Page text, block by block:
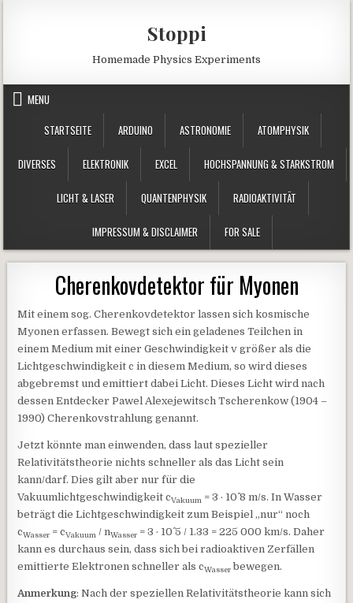
Stoppi
Homemade Physics Experiments
MENU
STARTSEITE
ARDUINO ASTRONOMIE ATOMPHYSIK
DIVERSES ELEKTRONIK EXCEL HOCHSPANNUNG & STARKSTROM
LICHT & LASER QUANTENPHYSIK RADIOAKTIVITÄT
IMPRESSUM & DISCLAIMER FOR SALE
Cherenkovdetektor für Myonen
Mit einem sog. Cherenkovdetektor lassen sich kosmische
Myonen erfassen. Bewegt sich ein geladenes Teilchen in
einem Medium mit einer Geschwindigkeit v größer als die
Lichtgeschwindigkeit c in diesem Medium, so wird dieses
abgebremst und emittiert dabei Licht. Dieses Licht wird nach
dessen Entdecker Pawel Alexejewitsch Tscherenkow (1904 –
1990) Cherenkovstrahlung genannt.
Jetzt könnte man einwenden, dass laut spezieller
Relativitätstheorie nichts schneller als das Licht sein
kann/darf. Dies gilt aber nur für die
Vakuumlichtgeschwindigkeit cVakuum = 3 · 10^ 8 m/s. In Wasser
beträgt die Lichtgeschwindigkeit zum Beispiel „nur“ noch
cWasser = cVakuum / nWasser = 3 · 10^ 5 / 1.33 = 225 000 km/s. Daher
kann es durchaus sein, dass sich bei radioaktiven Zerfällen
emittierte Elektronen schneller als cWasserbewegen.
Anmerkung: Nach der speziellen Relativitätstheorie kann sich